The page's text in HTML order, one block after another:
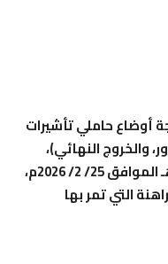
أوضاع حاملي تأشيرات
والخروج النهائي)،
المنتهية اعتبارًا من تاريخ 8/ 9/ 1447 هـ الموافق 25/ 2/ 2026م،
التي تمر بها